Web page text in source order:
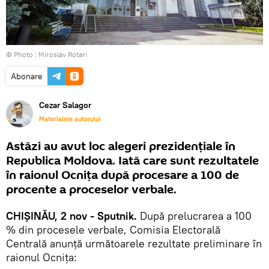
© Photo : Miroslav Rotari
Abonare
Cezar Salagor
Materialele autorului
Astăzi au avut loc alegeri prezidențiale în
Republica Moldova. Iată care sunt rezultatele
în raionul Ocnița după procesare a 100 de
procente a proceselor verbale.
CHIȘINĂU, 2 nov - Sputnik. După prelucrarea a 100
% din procesele verbale, Comisia Electorală
Centrală anunță următoarele rezultate preliminare în
raionul Ocnița: